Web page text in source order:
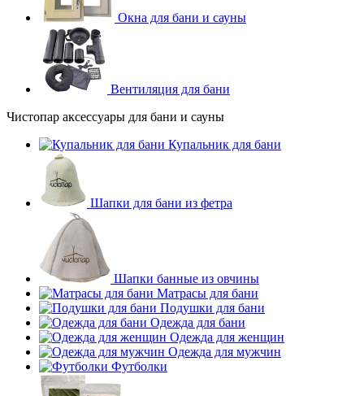
Окна для бани и сауны
Вентиляция для бани
Чистопар аксессуары для бани и сауны
Купальник для бани
Шапки для бани из фетра
Шапки банные из овчины
Матрасы для бани
Подушки для бани
Одежда для бани
Одежда для женщин
Одежда для мужчин
Футболки